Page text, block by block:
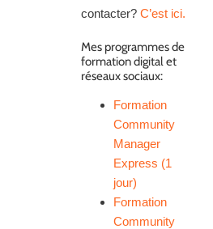
contacter?C’est ici.
Mes programmes de
formation digital et
réseaux sociaux:
Formation
Community
Manager
Express (1
jour)
Formation
Community